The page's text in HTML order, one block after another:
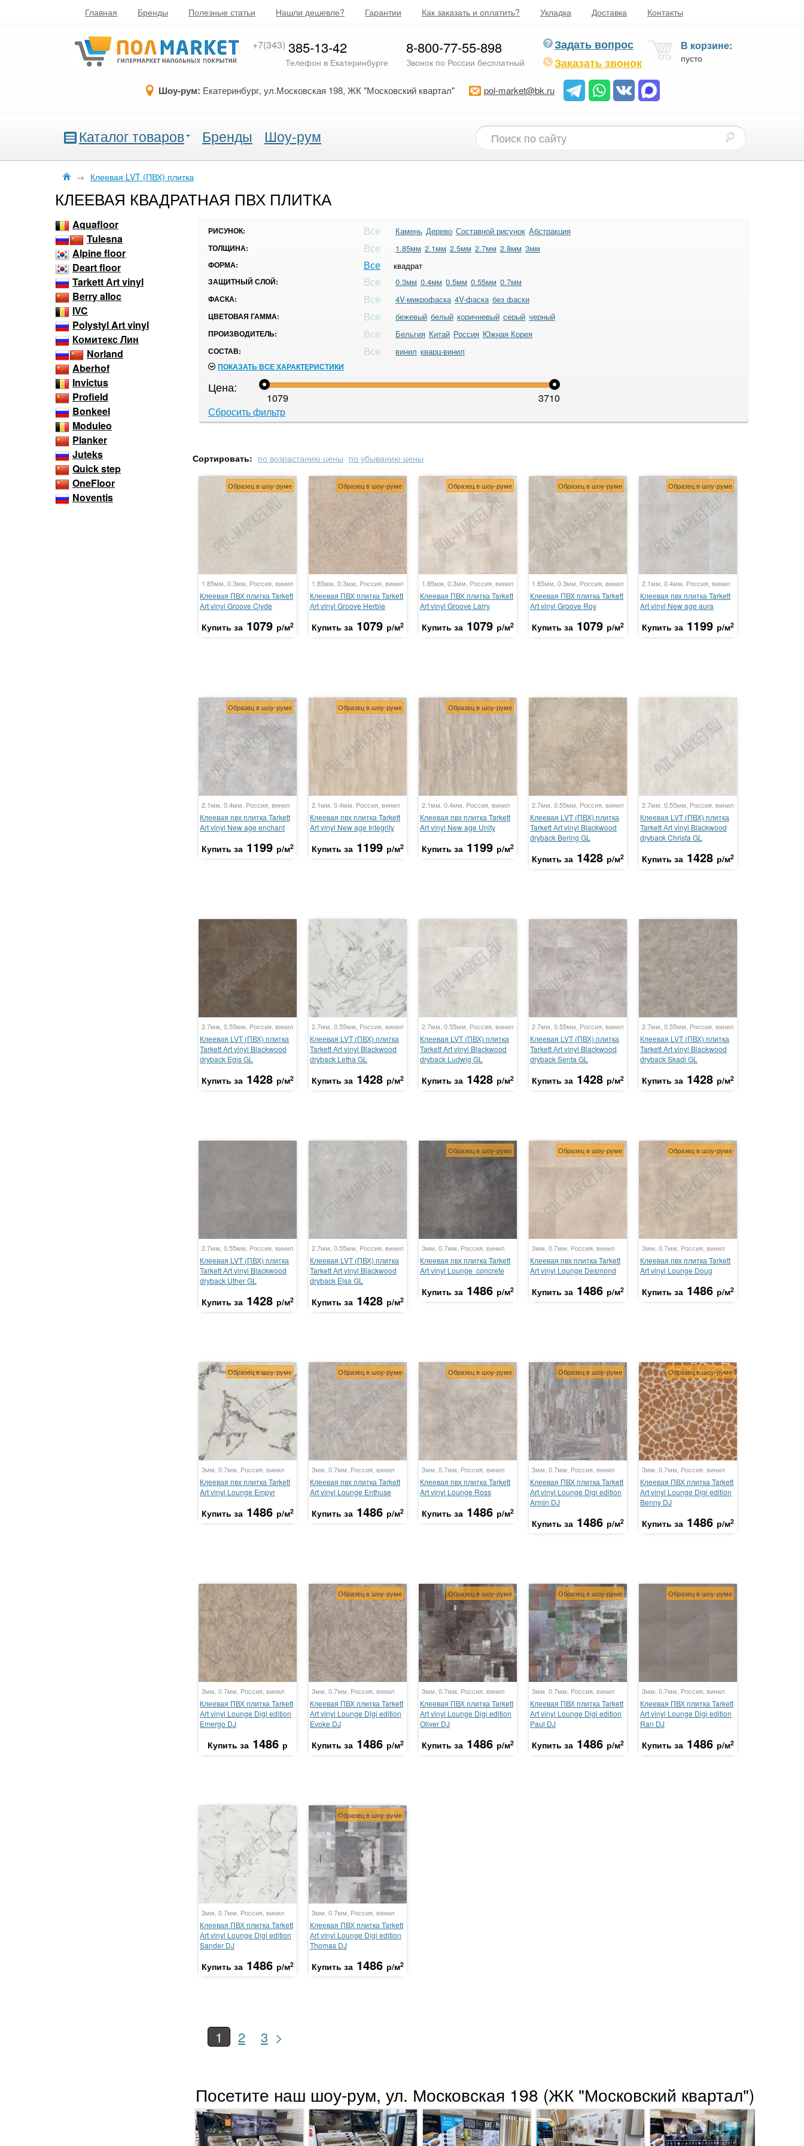
Главная Бренды Полезные статьи Нашли дешевле? Гарантии Как заказать и оплатить? Укладка Доставка Контакты
+7(343) 385-13-42
Телефон в Екатеринбурге
8-800-77-55-898
Звонок по России бесплатный
Задать вопрос
Заказать звонок
В корзине:
пусто
Шоу-рум: Екатеринбург, ул.Московская 198, ЖК "Московский квартал" pol-market@bk.ru
Каталог товаров Бренды Шоу-рум
→ Клеевая LVT (ПВХ) плитка
КЛЕЕВАЯ КВАДРАТНАЯ ПВХ ПЛИТКА
РИСУНОК: Все Камень Дерево Составной рисунок Абстракция
ТОЛЩИНА: Все 1.85мм 2.1мм 2.5мм 2.7мм 2.8мм 3мм
ФОРМА: Все квадрат
ЗАЩИТНЫЙ СЛОЙ: Все 0.3мм 0.4мм 0.5мм 0.55мм 0.7мм
ФАСКА: Все 4V-микрофаска 4V-фаска без фаски
ЦВЕТОВАЯ ГАММА: Все бежевый белый коричневый серый черный
ПРОИЗВОДИТЕЛЬ: Все Бельгия Китай Россия Южная Корея
СОСТАВ: Все винил кварц-винил
ПОКАЗАТЬ ВСЕ ХАРАКТЕРИСТИКИ
Цена:
1079
3710
Сбросить фильтр
Aquafloor
Tulesna
Alpine floor
Deart floor
Tarkett Аrt vinyl
Berry alloc
IVC
Polystyl Art vinyl
Комитекс Лин
Norland
Aberhof
Invictus
Profield
Bonkeel
Moduleo
Planker
Juteks
Quick step
OneFloor
Noventis
Сортировать: по возрастанию цены по убыванию цены
Образец в шоу-руме
1.85мм, 0.3мм, Россия, винил
Клеевая ПВХ плитка Tarkett
Аrt vinyl Groove Clyde
Купить за 1079 р/м2
Образец в шоу-руме
1.85мм, 0.3мм, Россия, винил
Клеевая ПВХ плитка Tarkett
Аrt vinyl Groove Herbie
Купить за 1079 р/м2
Образец в шоу-руме
1.85мм, 0.3мм, Россия, винил
Клеевая ПВХ плитка Tarkett
Аrt vinyl Groove Larry
Купить за 1079 р/м2
Образец в шоу-руме
1.85мм, 0.3мм, Россия, винил
Клеевая ПВХ плитка Tarkett
Аrt vinyl Groove Roy
Купить за 1079 р/м2
Образец в шоу-руме
2.1мм, 0.4мм, Россия, винил
Клеевая пвх плитка Tarkett
Art vinyl New age aura
Купить за 1199 р/м2
Образец в шоу-руме
2.1мм, 0.4мм, Россия, винил
Клеевая пвх плитка Tarkett
Art vinyl New age enchant
Купить за 1199 р/м2
Образец в шоу-руме
2.1мм, 0.4мм, Россия, винил
Клеевая пвх плитка Tarkett
Art vinyl New age Integrity
Купить за 1199 р/м2
Образец в шоу-руме
2.1мм, 0.4мм, Россия, винил
Клеевая пвх плитка Tarkett
Art vinyl New age Unity
Купить за 1199 р/м2
2.7мм, 0.55мм, Россия, винил
Клеевая LVT (ПВХ) плитка
Tarkett Аrt vinyl Blackwood
dryback Bering GL
Купить за 1428 р/м2
2.7мм, 0.55мм, Россия, винил
Клеевая LVT (ПВХ) плитка
Tarkett Аrt vinyl Blackwood
dryback Christa GL
Купить за 1428 р/м2
2.7мм, 0.55мм, Россия, винил
Клеевая LVT (ПВХ) плитка
Tarkett Аrt vinyl Blackwood
dryback Egis GL
Купить за 1428 р/м2
2.7мм, 0.55мм, Россия, винил
Клеевая LVT (ПВХ) плитка
Tarkett Аrt vinyl Blackwood
dryback Letha GL
Купить за 1428 р/м2
2.7мм, 0.55мм, Россия, винил
Клеевая LVT (ПВХ) плитка
Tarkett Аrt vinyl Blackwood
dryback Ludwig GL
Купить за 1428 р/м2
2.7мм, 0.55мм, Россия, винил
Клеевая LVT (ПВХ) плитка
Tarkett Аrt vinyl Blackwood
dryback Senta GL
Купить за 1428 р/м2
2.7мм, 0.55мм, Россия, винил
Клеевая LVT (ПВХ) плитка
Tarkett Аrt vinyl Blackwood
dryback Skadi GL
Купить за 1428 р/м2
2.7мм, 0.55мм, Россия, винил
Клеевая LVT (ПВХ) плитка
Tarkett Аrt vinyl Blackwood
dryback Uther GL
Купить за 1428 р/м2
2.7мм, 0.55мм, Россия, винил
Клеевая LVT (ПВХ) плитка
Tarkett Аrt vinyl Blackwood
dryback Elsa GL
Купить за 1428 р/м2
Образец в шоу-руме
3мм, 0.7мм, Россия, винил
Клеевая пвх плитка Tarkett
Art vinyl Lounge concrete
Купить за 1486 р/м2
Образец в шоу-руме
3мм, 0.7мм, Россия, винил
Клеевая пвх плитка Tarkett
Art vinyl Lounge Desmond
Купить за 1486 р/м2
Образец в шоу-руме
3мм, 0.7мм, Россия, винил
Клеевая пвх плитка Tarkett
Art vinyl Lounge Doug
Купить за 1486 р/м2
Образец в шоу-руме
3мм, 0.7мм, Россия, винил
Клеевая пвх плитка Tarkett
Art vinyl Lounge Empyr
Купить за 1486 р/м2
Образец в шоу-руме
3мм, 0.7мм, Россия, винил
Клеевая пвх плитка Tarkett
Art vinyl Lounge Enthuse
Купить за 1486 р/м2
Образец в шоу-руме
3мм, 0.7мм, Россия, винил
Клеевая пвх плитка Tarkett
Art vinyl Lounge Ross
Купить за 1486 р/м2
Образец в шоу-руме
3мм, 0.7мм, Россия, винил
Клеевая ПВХ плитка Tarkett
Аrt vinyl Lounge Digi edition
Armin DJ
Купить за 1486 р/м2
Образец в шоу-руме
3мм, 0.7мм, Россия, винил
Клеевая ПВХ плитка Tarkett
Аrt vinyl Lounge Digi edition
Benny DJ
Купить за 1486 р/м2
3мм, 0.7мм, Россия, винил
Клеевая ПВХ плитка Tarkett
Аrt vinyl Lounge Digi edition
Emergo DJ
Купить за 1486 р
Образец в шоу-руме
3мм, 0.7мм, Россия, винил
Клеевая ПВХ плитка Tarkett
Аrt vinyl Lounge Digi edition
Evoke DJ
Купить за 1486 р/м2
Образец в шоу-руме
3мм, 0.7мм, Россия, винил
Клеевая ПВХ плитка Tarkett
Аrt vinyl Lounge Digi edition
Oliver DJ
Купить за 1486 р/м2
Образец в шоу-руме
3мм, 0.7мм, Россия, винил
Клеевая ПВХ плитка Tarkett
Аrt vinyl Lounge Digi edition
Paul DJ
Купить за 1486 р/м2
Образец в шоу-руме
3мм, 0.7мм, Россия, винил
Клеевая ПВХ плитка Tarkett
Аrt vinyl Lounge Digi edition
Ran DJ
Купить за 1486 р/м2
3мм, 0.7мм, Россия, винил
Клеевая ПВХ плитка Tarkett
Аrt vinyl Lounge Digi edition
Sander DJ
Купить за 1486 р/м2
Образец в шоу-руме
3мм, 0.7мм, Россия, винил
Клеевая ПВХ плитка Tarkett
Аrt vinyl Lounge Digi edition
Thomas DJ
Купить за 1486 р/м2
1 2 3 >
Посетите наш шоу-рум, ул. Московская 198 (ЖК "Московский квартал")